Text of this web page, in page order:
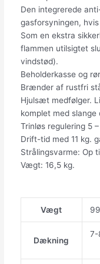
Den integrerede
gasforsyningen,
Som en ekstra
flammen utilsigtet
vindstød).
Beholderkasse og
Brænder af rustfri
Hjulsæt medfølger.
komplet med slange
Trinløs regulering 5 –
Drift-tid med 11 kg.
Strålingsvarme: Op
Vægt: 16,5 kg.
Vægt
Dækning
7-